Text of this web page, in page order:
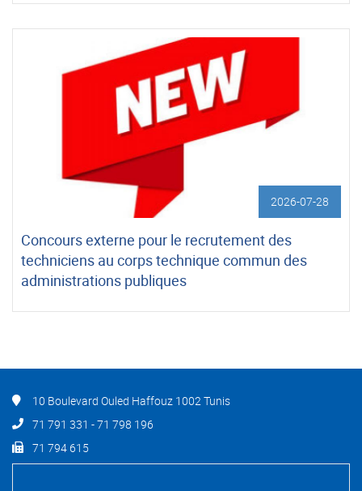
2026-07-28
Concours externe pour le recrutement des
techniciens au corps technique commun des
administrations publiques
10 Boulevard Ouled Haffouz 1002 Tunis
71 791 331 - 71 798 196
71 794 615